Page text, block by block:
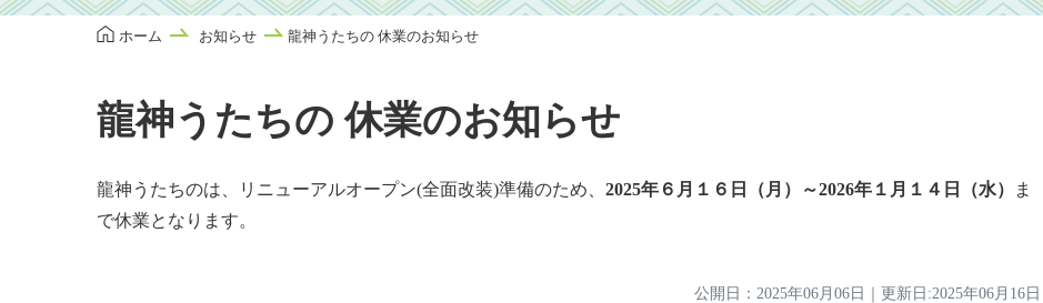
ホーム お知らせ 龍神うたちの 休業のお知らせ
龍神うたちの 休業のお知らせ
龍神うたちのは、リニューアルオープン(全面改装)準備のため、 2025年６月１６日（月）～2026年１月１４日（水）
ま
で休業となります。
公開日： 2025年06月06日 更新日:2025年06月16日
稿